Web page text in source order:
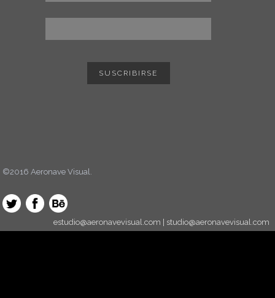
©2016 Aeronave Visual.
estudio@aeronavevisual.com | studio@aeronavevisual.com